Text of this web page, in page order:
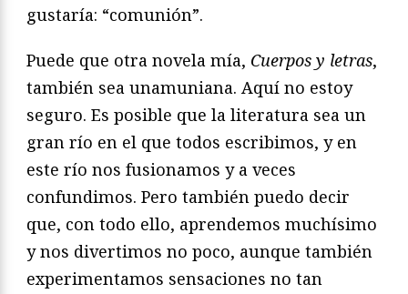
gustaría: “comunión”.
Puede que otra novela mía, Cuerpos y letras,
también sea unamuniana. Aquí no estoy
seguro. Es posible que la literatura sea un
gran río en el que todos escribimos, y en
este río nos fusionamos y a veces
confundimos. Pero también puedo decir
que, con todo ello, aprendemos muchísimo
y nos divertimos no poco, aunque también
experimentamos sensaciones no tan